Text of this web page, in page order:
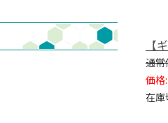
【
価格:
在庫